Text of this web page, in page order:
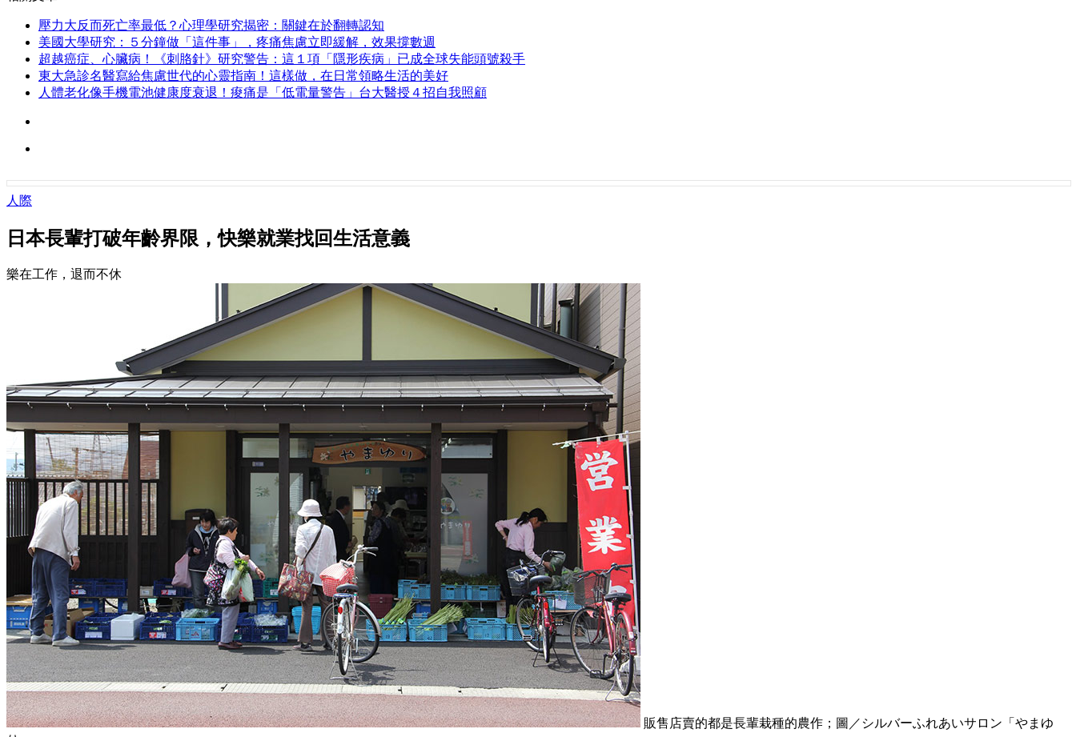
壓力大反而死亡率最低？心理學研究揭密：關鍵在於翻轉認知
美國大學研究：５分鐘做「這件事」，疼痛焦慮立即緩解，效果撐數週
超越癌症、心臟病！《刺胳針》研究警告：這１項「隱形疾病」已成全球失能頭號殺手
東大急診名醫寫給焦慮世代的心靈指南！這樣做，在日常領略生活的美好
人體老化像手機電池健康度衰退！痠痛是「低電量警告」台大醫授４招自我照顧
人際
日本長輩打破年齡界限，快樂就業找回生活意義
樂在工作，退而不休
販售店賣的都是長輩栽種的農作；圖／シルバーふれあいサロン「やまゆ